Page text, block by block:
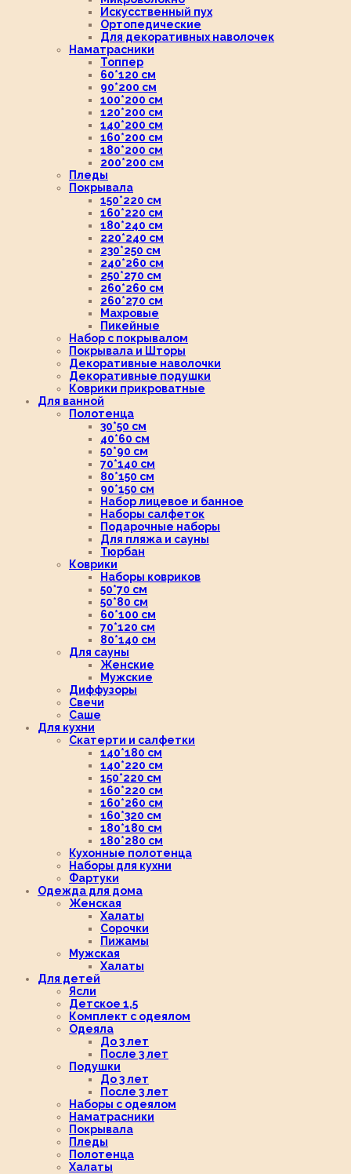
Искусственный пух
Ортопедические
Для декоративных наволочек
Наматрасники
Топпер
60*120 см
90*200 см
100*200 см
120*200 см
140*200 см
160*200 см
180*200 см
200*200 см
Пледы
Покрывала
150*220 см
160*220 см
180*240 см
220*240 см
230*250 см
240*260 см
250*270 см
260*260 см
260*270 см
Махровые
Пикейные
Набор с покрывалом
Покрывала и Шторы
Декоративные наволочки
Декоративные подушки
Коврики прикроватные
Для ванной
Полотенца
30*50 см
40*60 см
50*90 см
70*140 см
80*150 см
90*150 см
Набор лицевое и банное
Наборы салфеток
Подарочные наборы
Для пляжа и сауны
Тюрбан
Коврики
Наборы ковриков
50*70 см
50*80 см
60*100 см
70*120 см
80*140 см
Для сауны
Женские
Мужские
Диффузоры
Свечи
Саше
Для кухни
Скатерти и салфетки
140*180 см
140*220 см
150*220 см
160*220 см
160*260 см
160*320 см
180*180 см
180*280 см
Кухонные полотенца
Наборы для кухни
Фартуки
Одежда для дома
Женская
Халаты
Сорочки
Пижамы
Мужская
Халаты
Для детей
Ясли
Детское 1,5
Комплект с одеялом
Одеяла
До 3 лет
После 3 лет
Подушки
До 3 лет
После 3 лет
Наборы с одеялом
Наматрасники
Покрывала
Пледы
Полотенца
Халаты